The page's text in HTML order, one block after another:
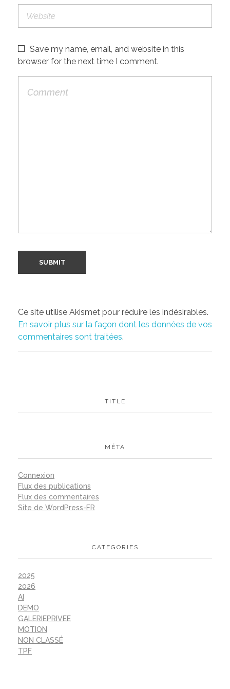
Save my name, email, and website in this
browser for the next time I comment.
Ce site utilise Akismet pour réduire les indésirables.
En savoir plus sur la façon dont les données de vos
commentaires sont traitées.
TITLE
MÉTA
Connexion
Flux des publications
Flux des commentaires
Site de WordPress-FR
CATEGORIES
2025
2026
AI
DEMO
GALERIEPRIVEE
MOTION
NON CLASSÉ
TPF